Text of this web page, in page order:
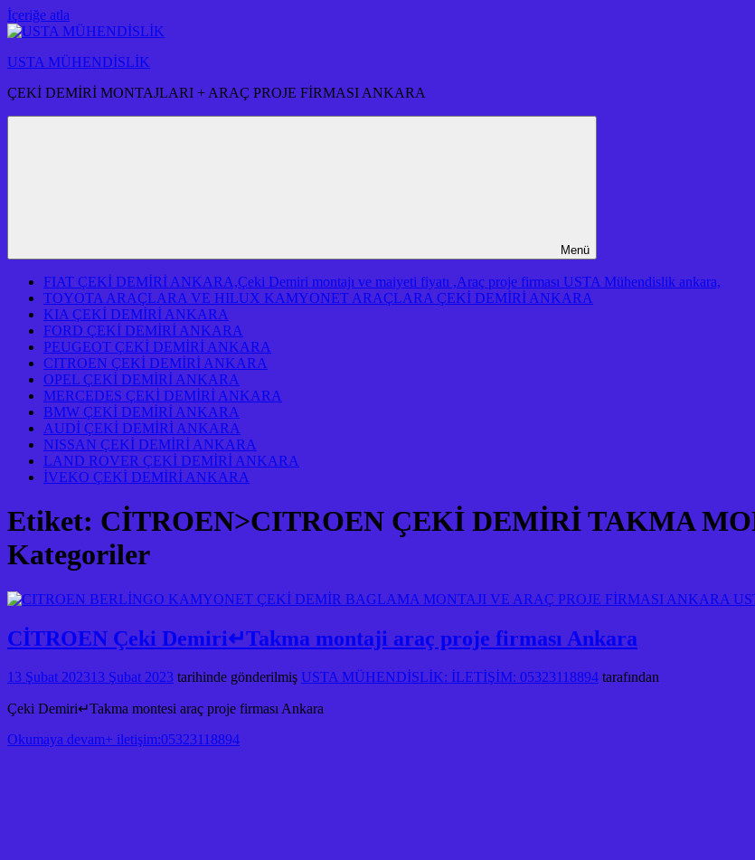
İçeriğe atla
USTA MÜHENDİSLİK
ÇEKİ DEMİRİ MONTAJLARI + ARAÇ PROJE FİRMASI ANKARA
Menü
FIAT ÇEKİ DEMİRİ ANKARA,Çeki Demiri montajı ve maiyeti fiyatı ,Araç proje firması USTA Mühendislik ankara,
TOYOTA ARAÇLARA VE HILUX KAMYONET ARAÇLARA ÇEKİ DEMİRİ ANKARA
KIA ÇEKİ DEMİRİ ANKARA
FORD ÇEKİ DEMİRİ ANKARA
PEUGEOT ÇEKİ DEMİRİ ANKARA
CITROEN ÇEKİ DEMİRİ ANKARA
OPEL ÇEKİ DEMİRİ ANKARA
MERCEDES ÇEKİ DEMİRİ ANKARA
BMW ÇEKİ DEMİRİ ANKARA
AUDİ ÇEKİ DEMİRİ ANKARA
NISSAN ÇEKİ DEMİRİ ANKARA
LAND ROVER ÇEKİ DEMİRİ ANKARA
İVEKO ÇEKİ DEMİRİ ANKARA
Etiket: CİTROEN>CITROEN ÇEKİ DEMİRİ TAKMA
Kategoriler
CİTROEN Çeki Demiri↵Takma montaji araç proje firması Ankara
13 Şubat 202313 Şubat 2023 tarihinde gönderilmiş USTA MÜHENDİSLİK: İLETİŞİM: 05323118894 tarafından
Çeki Demiri↵Takma montesi araç proje firması Ankara
Okumaya devam+ iletişim:05323118894